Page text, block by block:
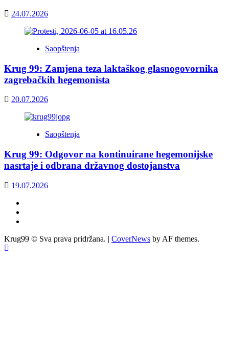
24.07.2026
Saopštenja
Krug 99: Zamjena teza laktaškog glasnogovornika
zagrebačkih hegemonista
20.07.2026
Saopštenja
Krug 99: Odgovor na kontinuirane hegemonijske
nasrtaje i odbrana državnog dostojanstva
19.07.2026
Krug99 © Sva prava pridržana. | CoverNews by AF themes.